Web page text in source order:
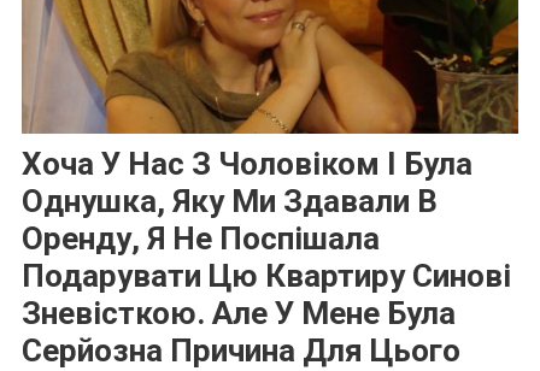
Хоча У Нас З Чоловіком І Була
Однушка, Яку Ми Здавали В
Оренду, Я Не Поспішала
Подарувати Цю Квартиру Синові
Зневісткою. Але У Мене Була
Серйозна Причина Для Цього